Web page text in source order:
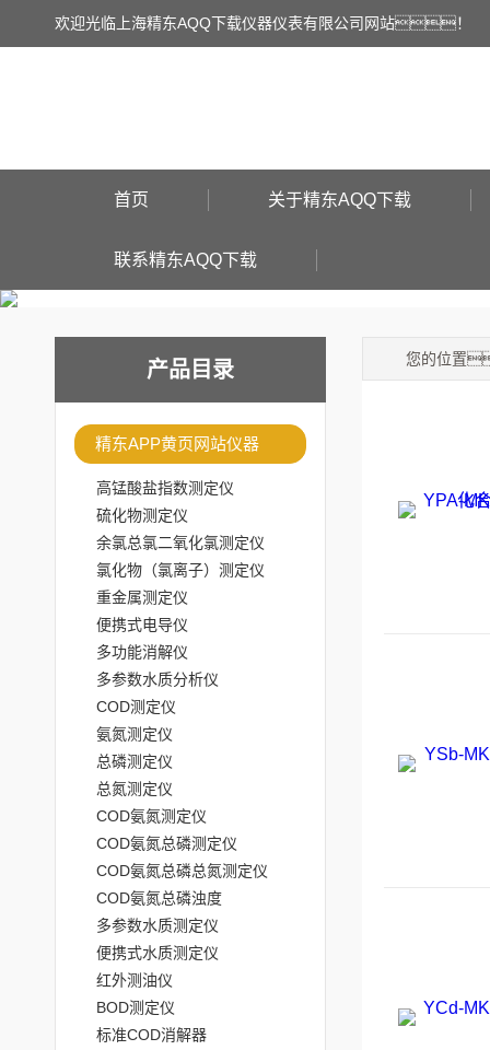
欢迎光临上海精东AQQ下载仪器仪表有限公司网站！
首页 关于精东AQQ下载
联系精东AQQ下载
产品目录
精东APP黄页网站仪器
高锰酸盐指数测定仪
硫化物测定仪
余氯总氯二氧化氯测定仪
氯化物（氯离子）测定仪
重金属测定仪
便携式电导仪
多功能消解仪
多参数水质分析仪
COD测定仪
氨氮测定仪
总磷测定仪
总氮测定仪
COD氨氮测定仪
COD氨氮总磷测定仪
COD氨氮总磷总氮测定仪
COD氨氮总磷浊度
多参数水质测定仪
便携式水质测定仪
红外测油仪
BOD测定仪
标准COD消解器
您的位置